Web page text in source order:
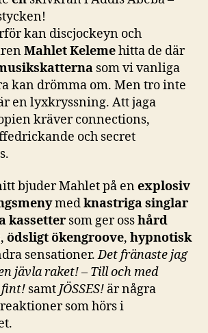
kan discjockeyn och
Mahlet Kelemehitta de där
som vi vanliga
kan drömma om. Men tro inte
en lyxkryssning. Att jaga
kräver connections,
och secret
bjuder Mahlet på enexplosiv
medknastriga singlar
kassetter som ger osshård
, ödsligt ökengroove, hypnotisk
sensationer.Det fränaste jag
jävla raket!– Till och med
fint! samt JÖSSES! är några
som hörs i